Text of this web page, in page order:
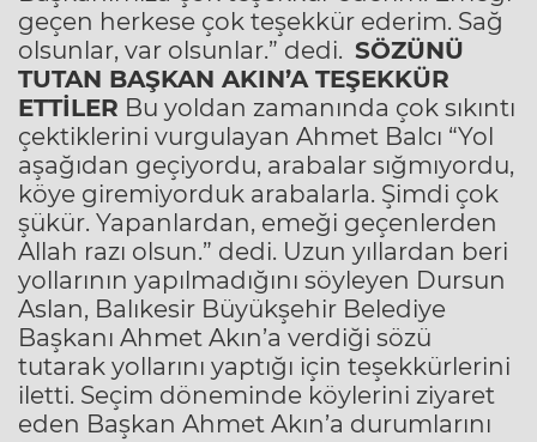
geçen herkese çok teşekkür ederim. Sağ
olsunlar, var olsunlar.” dedi. SÖZÜNÜ
TUTAN BAŞKAN AKIN’A TEŞEKKÜR
ETTİLER Bu yoldan zamanında çok sıkıntı
çektiklerini vurgulayan Ahmet Balcı “Yol
aşağıdan geçiyordu, arabalar sığmıyordu,
köye giremiyorduk arabalarla. Şimdi çok
şükür. Yapanlardan, emeği geçenlerden
Allah razı olsun.” dedi. Uzun yıllardan beri
yollarının yapılmadığını söyleyen Dursun
Aslan, Balıkesir Büyükşehir Belediye
Başkanı Ahmet Akın’a verdiği sözü
tutarak yollarını yaptığı için teşekkürlerini
iletti. Seçim döneminde köylerini ziyaret
eden Başkan Ahmet Akın’a durumlarını